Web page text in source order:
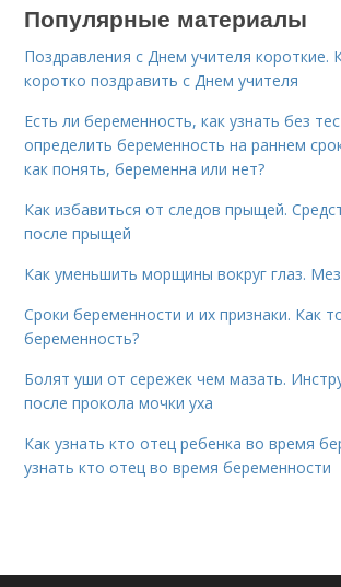
Популярные материалы
Поздравления с Днем учителя короткие.
коротко поздравить с Днем учителя
Есть ли беременность, как узнать без
определить беременность на раннем
как понять, беременна или нет?
Как избавиться от следов прыщей.
после прыщей
Как уменьшить морщины вокруг глаз.
Сроки беременности и их признаки. Как
беременность?
Болят уши от сережек чем мазать.
после прокола мочки уха
Как узнать кто отец ребенка во время
узнать кто отец во время беременности